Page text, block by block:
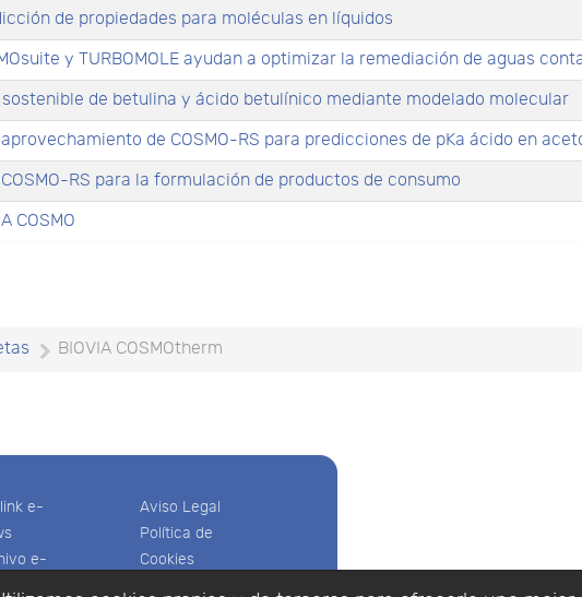
de propiedades para moléculas en líquidos
y TURBOMOLE ayudan a optimizar la remediación de aguas
de betulina y ácido betulínico mediante modelado molecular
de COSMO-RS para predicciones de pKa ácido en
RS para la formulación de productos de consumo
COSMO
BIOVIA COSMOtherm
e-
e-
Aviso Legal
Política de
Cookies